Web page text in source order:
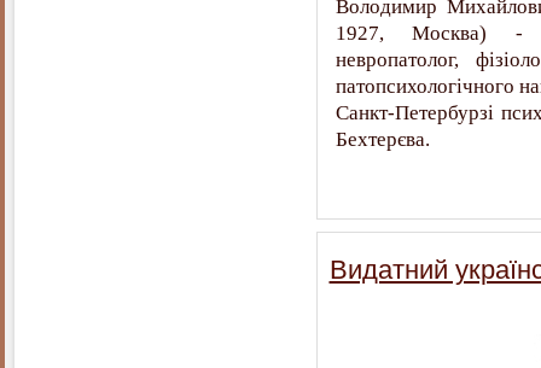
Володимир
1927, Москва) -
невропатолог,
патопсихологічного
Санкт-Петербурзі
Бехтерєва.
Видатний